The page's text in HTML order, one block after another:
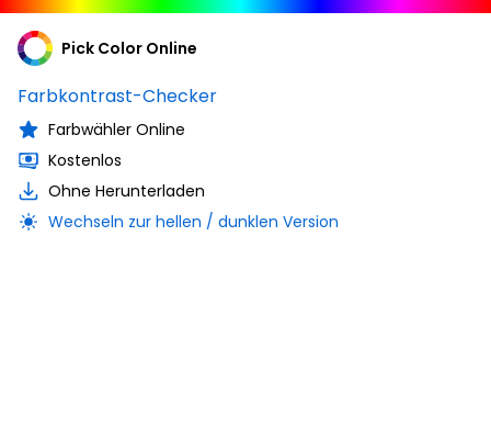
Pick Color Online
Farbkontrast-Checker
Farbwähler Online
Kostenlos
Ohne Herunterladen
Wechseln zur hellen / dunklen Version